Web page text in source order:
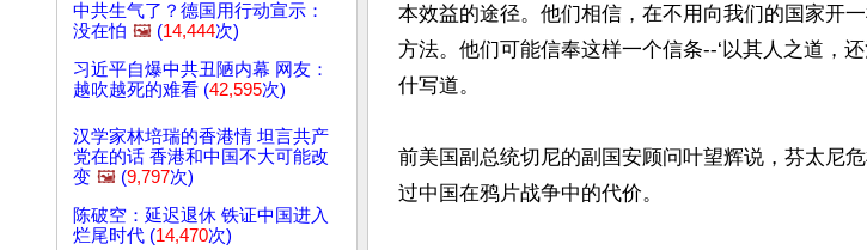
中共生气了？德国用行动宣示：
没在怕 🖼️ (14,444次)
习近平自爆中共丑陋内幕 网友：
越吹越死的难看 (42,595次)
汉学家林培瑞的香港情 坦言共产
党在的话 香港和中国不大可能改
变 🖼️ (9,797次)
陈破空：延迟退休 铁证中国进入
烂尾时代 (14,470次)
本效益的途径。他们相信，在不用向我们的国家开
方法。他们可能信奉这样一个信条--‘以其人之道，
什写道。
前美国副总统切尼的副国安顾问叶望辉说，芬太尼
过中国在鸦片战争中的代价。